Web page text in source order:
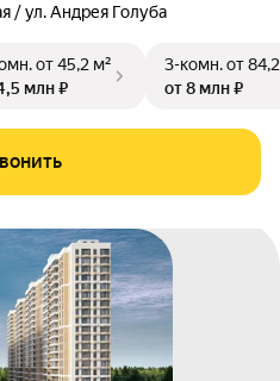
/ ул. Андрея Голуба
от 45,2 м²
млн ₽
3-комн.от
от 8 млн ₽